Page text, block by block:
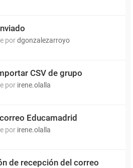
pordgonzalezarroyo
CSV de grupo
por irene.olalla
Educamadrid
por irene.olalla
de recepción del correo